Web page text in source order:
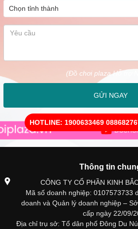
(Đồ chơi plaza Hỗ trợ
GỬI NGAY
HOTLINE: 1900633469
Thông tin
CÔNG TY CỔ PHẦN KINH
Mã số doanh nghiệp: 0107573733
doanh và Quản lý doanh nghiệp –
cấp ngày 22/09/
Địa chỉ trụ sở: Tổ dân phố Đông Du